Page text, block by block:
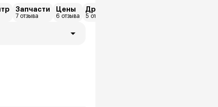
Запчасти
7 отзыва
Цены
6 отзыва
Другое
5 отзыва